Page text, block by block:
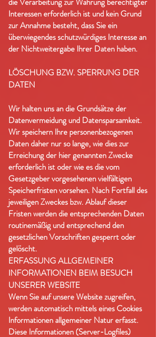
Interessen erforderlich ist und kein Grund
zur Annahme besteht, dass Sie ein
überwiegendes schutzwürdiges Interesse an
der Nichtweitergabe Ihrer Daten haben.
LÖSCHUNG BZW. SPERRUNG DER
DATEN
Wir halten uns an die Grundsätze der
Datenvermeidung und Datensparsamkeit.
Wir speichern Ihre personenbezogenen
Daten daher nur so lange, wie dies zur
Erreichung der hier genannten Zwecke
erforderlich ist oder wie es die vom
Gesetzgeber vorgesehenen vielfältigen
Speicherfristen vorsehen. Nach Fortfall des
jeweiligen Zweckes bzw. Ablauf dieser
Fristen werden die entsprechenden Daten
routinemäßig und entsprechend den
gesetzlichen Vorschriften gesperrt oder
gelöscht.
ERFASSUNG ALLGEMEINER
INFORMATIONEN BEIM BESUCH
UNSERER WEBSITE
Wenn Sie auf unsere Website zugreifen,
werden automatisch mittels eines Cookies
Informationen allgemeiner Natur erfasst.
Diese Informationen (Server-Logfiles)